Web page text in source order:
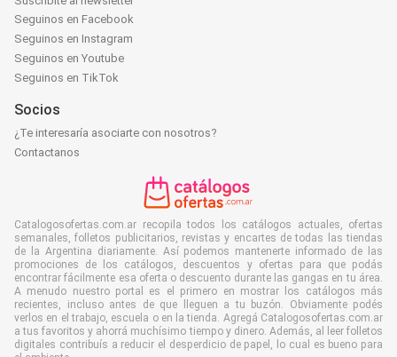
Seguinos en Facebook
Seguinos en Instagram
Seguinos en Youtube
Seguinos en TikTok
Socios
¿Te interesaría asociarte con nosotros?
Contactanos
Catalogosofertas.com.ar recopila todos los catálogos actuales, ofertas
semanales, folletos publicitarios, revistas y encartes de todas las tiendas
de la Argentina diariamente. Así podemos mantenerte informado de las
promociones de los catálogos, descuentos y ofertas para que podás
encontrar fácilmente esa oferta o descuento durante las gangas en tu área.
A menudo nuestro portal es el primero en mostrar los catálogos más
recientes, incluso antes de que lleguen a tu buzón. Obviamente podés
verlos en el trabajo, escuela o en la tienda. Agregá Catalogosofertas.com.ar
a tus favoritos y ahorrá muchísimo tiempo y dinero. Además, al leer folletos
digitales contribuís a reducir el desperdicio de papel, lo cual es bueno para